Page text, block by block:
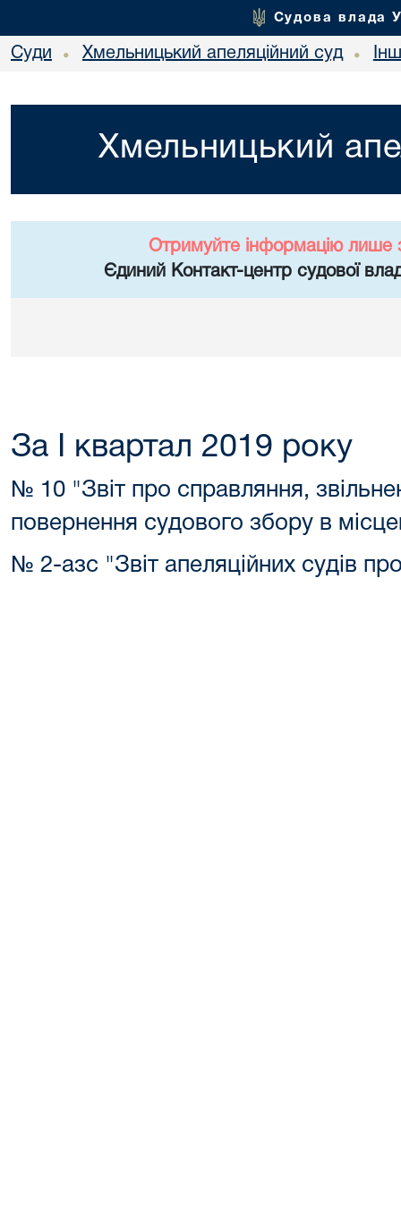
Судова влада
Суди • Хмельницький апеляційний суд •
Хмельницький
Отримуйте інформацію лише
Єдиний Контакт-центр судової
За І квартал 2019 року
№ 10 "Звіт про справляння,
повернення судового збору в
№ 2-азс "Звіт апеляційних судів